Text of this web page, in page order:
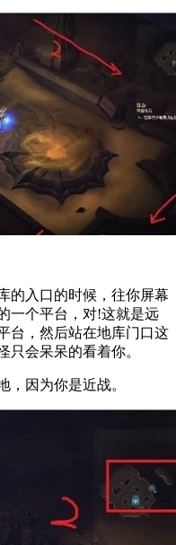
的入口的时候，往你屏幕
一个平台，对!这就是远
台，然后站在地库门口这
只会呆呆的看着你。
，因为你是近战。